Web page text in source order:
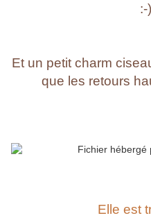
:-
Et un petit charm
que les retours
Elle est